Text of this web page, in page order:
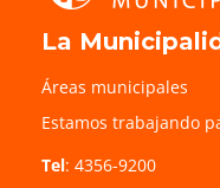
La
Áreas municipales
Estamos trabajando
Tel: 4356-9200